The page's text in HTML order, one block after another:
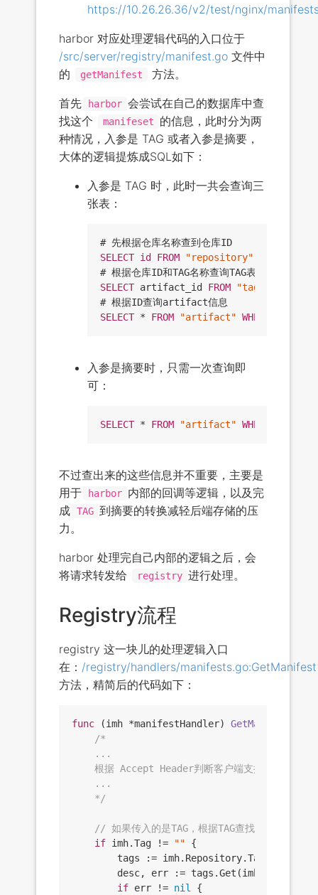
https://10.26.26.36/v2/test/nginx/
harbor 对应处理逻辑代码的入口位于
/src/server/registry/manifest.go 文件中
的
getManifest 方法。
首先 harbor 会尝试在自己的数据库中查
找这个
manifeset
的信息，此时分为两
种情况，入参是 TAG 或者入参是摘要，
大体的逻辑提炼成SQL如下：
入参是 TAG 时，此时一共会查询三
张表：
# 先根据仓库名称查到仓库ID
SELECT id FROM "repository"
SELECT artifact_id FROM "tag"
SELECT * FROM "artifact" WHERE
入参是摘要时，只需一次查询即
可：
SELECT * FROM "artifact" WHERE
不过查出来的这些信息并不重要，主要是
用于
harbor 内部的回调等逻辑，以及完
成 TAG 到摘要的转换减轻后端存储的压
力。
harbor 处理完自己内部的逻辑之后，会
将请求转发给
registry 进行处理。
Registry流程
registry 这一块儿的处理逻辑入口
在： /registry/handlers/manifests.go:GetManifest
方法，精简后的代码如下：
func (imh *manifestHandler) GetManifest
/*
	*/
// 如果传入的是TAG，根据TAG查找摘要
if imh.Tag != "" {
if err != nil
{